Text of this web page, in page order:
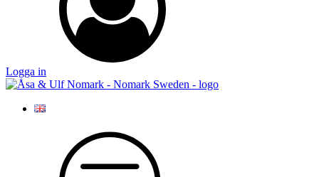
Logga in